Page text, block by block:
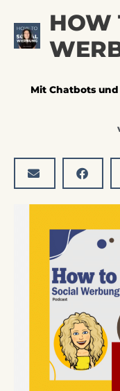
Inhalt
springen
HOW
Mit Chatbots